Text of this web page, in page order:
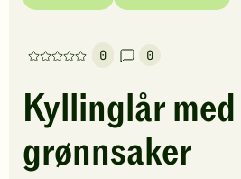
0
Denne
har
foreløpig
ingen
vurderinger.
0
Kyllinglår
grønnsaker